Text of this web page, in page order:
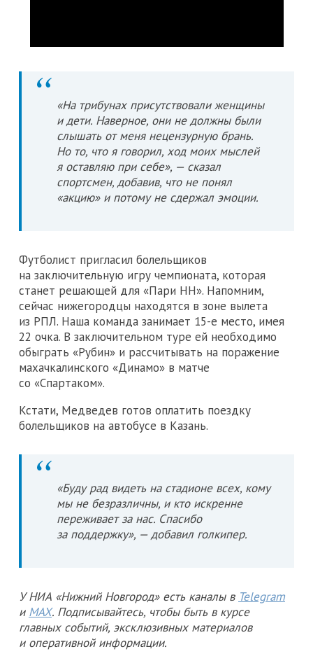
«На трибунах присутствовали женщины
и дети. Наверное, они не должны были
слышать от меня нецензурную брань.
Но то, что я говорил, ход моих мыслей
я оставляю при себе», — сказал
спортсмен, добавив, что не понял
«акцию» и потому не сдержал эмоции.
Футболист пригласил болельщиков
на заключительную игру чемпионата, которая
станет решающей для «Пари НН». Напомним,
сейчас нижегородцы находятся в зоне вылета
из РПЛ. Наша команда занимает 15-е место, имея
22 очка. В заключительном туре ей необходимо
обыграть «Рубин» и рассчитывать на поражение
махачкалинского «Динамо» в матче
со «Спартаком».
Кстати, Медведев готов оплатить поездку
болельщиков на автобусе в Казань.
«Буду рад видеть на стадионе всех, кому
мы не безразличны, и кто искренне
переживает за нас. Спасибо
за поддержку», — добавил голкипер.
У НИА «Нижний Новгород» есть каналы в Telegram
и MAX. Подписывайтесь, чтобы быть в курсе
главных событий, эксклюзивных материалов
и оперативной информации.